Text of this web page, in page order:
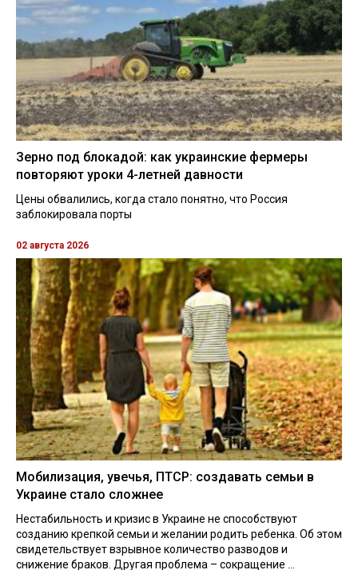
Зерно под блокадой: как украинские фермеры
повторяют уроки 4-летней давности
Цены обвалились, когда стало понятно, что Россия
заблокировала порты
02 августа 2026
Мобилизация, увечья, ПТСР: создавать семьи в
Украине стало сложнее
Нестабильность и кризис в Украине не способствуют
созданию крепкой семьи и желании родить ребенка. Об этом
свидетельствует взрывное количество разводов и
снижение браков. Другая проблема – сокращение ...